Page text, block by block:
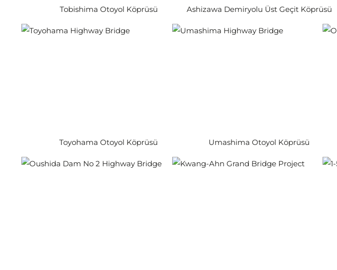
Tobishima Otoyol Köprüsü Ashizawa Demiryolu Üst Geçit Köprüsü
Toyohama Otoyol Köprüsü Umashima Otoyol Köprüsü